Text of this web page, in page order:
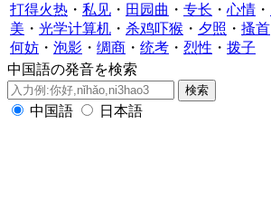
打得火热 ・ 私见 ・ 田园曲 ・ 专长 ・ 心情 ・
美 ・ 光学计算机 ・ 杀鸡吓猴 ・ 夕照 ・ 搔首
何妨 ・ 泡影 ・ 绸商 ・ 统考 ・ 烈性 ・ 拨子
中国語の発音を検索
中国語 日本語